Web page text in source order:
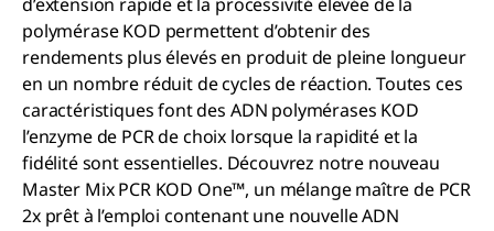
polymérase KOD permettent d’obtenir des
rendements plus élevés en produit de pleine longueur
en un nombre réduit de cycles de réaction. Toutes ces
caractéristiques font des ADN polymérases KOD
l’enzyme de PCR de choix lorsque la rapidité et la
fidélité sont essentielles. Découvrez notre nouveau
Master Mix PCR KOD One™, un mélange maître de PCR
2x prêt à l’emploi contenant une nouvelle ADN